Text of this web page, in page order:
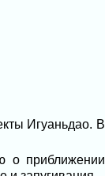
Игуаньдао. В
о приближении